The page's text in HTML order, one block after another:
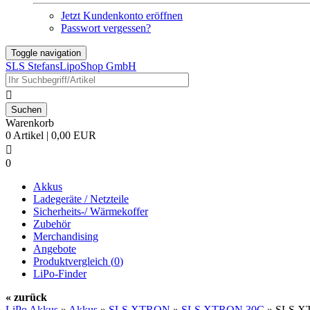
Jetzt Kundenkonto eröffnen
Passwort vergessen?
Toggle navigation
SLS StefansLipoShop GmbH

Warenkorb
0 Artikel | 0,00 EUR

0
Akkus
Ladegeräte / Netzteile
Sicherheits-/ Wärmekoffer
Zubehör
Merchandising
Angebote
Produktvergleich (0)
LiPo-Finder
« zurück